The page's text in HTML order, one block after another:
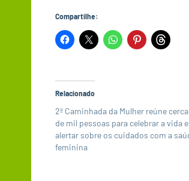
Compartilhe:
Relacionado
2ª Caminhada da Mulher reúne cerca
de mil pessoas para celebrar a vida e
alertar sobre os cuidados com a
feminina